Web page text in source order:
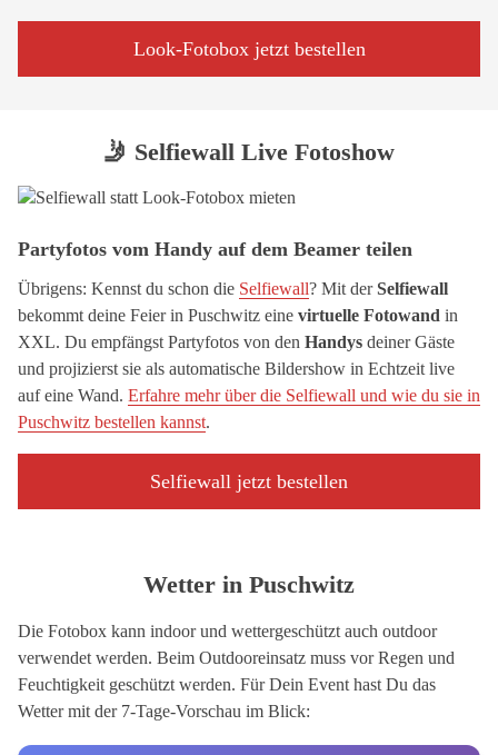
Look-Fotobox jetzt bestellen
🤳 Selfiewall Live Fotoshow
Partyfotos vom Handy auf dem Beamer teilen
Übrigens: Kennst du schon die Selfiewall? Mit derSelfiewall
bekommt deine Feier in Puschwitz eine virtuelle Fotowand in
XXL. Du empfängst Partyfotos von den Handys deiner Gäste
und projizierst sie als automatische Bildershow in Echtzeit live
auf eine Wand. Erfahre mehr über die Selfiewall und wie du sie in
Puschwitz bestellen kannst.
Selfiewall jetzt bestellen
Wetter in Puschwitz
Die Fotobox kann indoor und wettergeschützt auch outdoor
verwendet werden. Beim Outdooreinsatz muss vor Regen und
Feuchtigkeit geschützt werden. Für Dein Event hast Du das
Wetter mit der 7-Tage-Vorschau im Blick: